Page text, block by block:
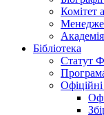
Комітет
Бібліотека
Статут